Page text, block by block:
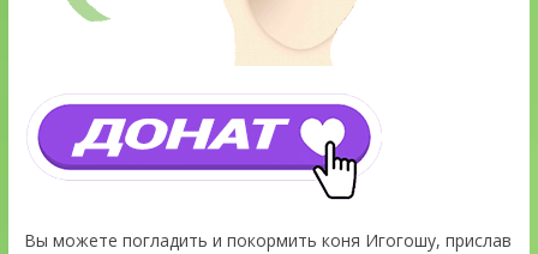
Вы можете погладить и покормить коня Игогошу, прислав